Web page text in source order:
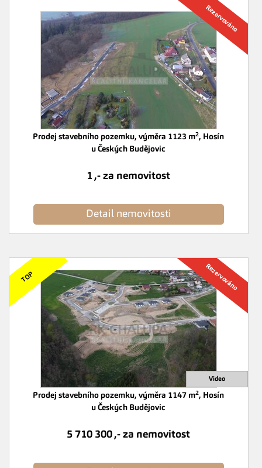
Prodej stavebního pozemku, výměra 1123 m2, Hosín
u Českých Budějovic
Detail nemovitosti
1 ,- za nemovitost
Prodej stavebního pozemku, výměra 1147 m2, Hosín
u Českých Budějovic
5 710 300 ,- za nemovitost